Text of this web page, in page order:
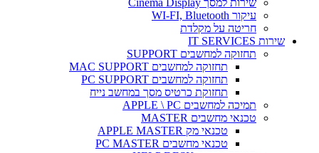
שירות למסך Cinema Display
עיקור WI-FI, Bluetooth
חריטה על מקלדת
שירות IT SERVICES
תחזוקה למחשבים SUPPORT
תחזוקה למחשבים MAC SUPPORT
תחזוקה למחשבים PC SUPPORT
תחזוקת כרטיס מסך במחשב נייח
תמיכה למחשבים APPLE \ PC
טכנאי מחשבים MASTER
טכנאי מק APPLE MASTER
טכנאי מחשבים PC MASTER